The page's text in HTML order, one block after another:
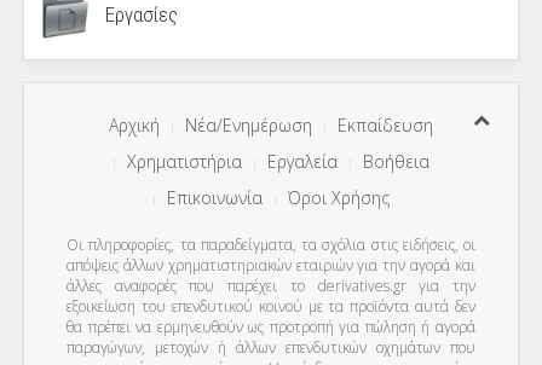
Εργασίες
Αρχική Νέα/Ενημέρωση
Εκπαίδευση
Χρηματιστήρια
Εργαλεία
Βοήθεια
Επικοινωνία
Όροι Χρήσης
Οι πληροφορίες, τα παραδείγματα, τα σχόλια στις ειδήσεις, οι
απόψεις άλλων χρηματιστηριακών εταιριών για την αγορά και
άλλες αναφορές που παρέχει το derivatives.gr για την
εξοικείωση του επενδυτικού κοινού με τα προϊόντα αυτά δεν
θα πρέπει να ερμηνευθούν ως προτροπή για πώληση ή αγορά
παραγώγων, μετοχών ή άλλων επενδυτικών οχημάτων που